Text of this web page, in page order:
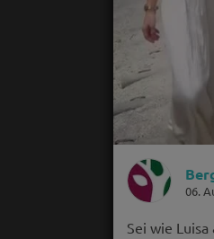
06.
Sei wie Luisa